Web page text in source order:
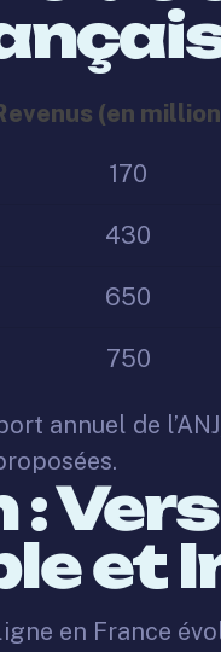
(en
170
430
650
750
annuel de
:
et
en France